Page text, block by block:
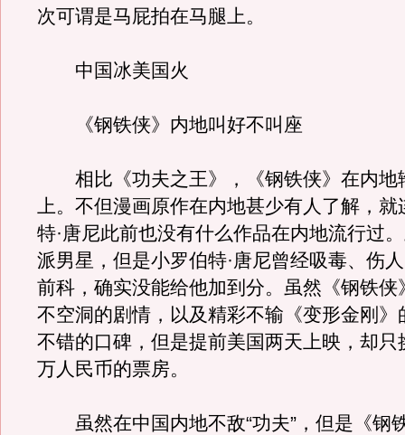
次可谓是马屁拍在马腿上。
中国冰美国火
《钢铁侠》内地叫好不叫座
相比《功夫之王》，《钢铁侠》在内地
上。不但漫画原作在内地甚少有人了解，就
特·唐尼此前也没有什么作品在内地流行过
派男星，但是小罗伯特·唐尼曾经吸毒、伤
前科，确实没能给他加到分。虽然《钢铁侠
不空洞的剧情，以及精彩不输《变形金刚》
不错的口碑，但是提前美国两天上映，却
万人民币的票房。
虽然在中国内地不敌“功夫”，但是《钢